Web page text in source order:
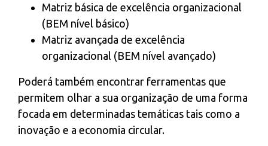
Matriz básica de excelência organizacional
(BEM nível básico)
Matriz avançada de excelência
organizacional (BEM nível avançado)
Poderá também encontrar ferramentas que
permitem olhar a sua organização de uma forma
focada em determinadas temáticas tais como a
inovação e a economia circular.